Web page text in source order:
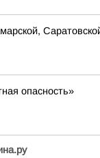
опасность»